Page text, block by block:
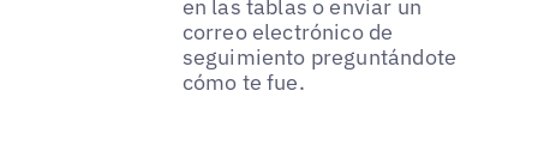
en las tablas o enviar un
correo electrónico de
seguimiento preguntándote
cómo te fue.